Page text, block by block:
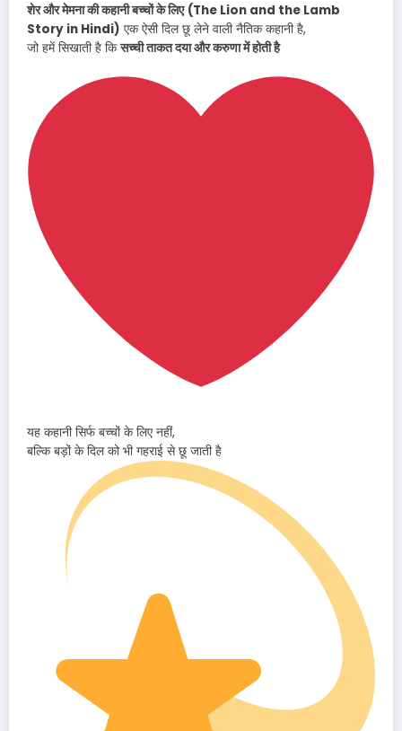
शेर और मेमना की कहानी बच्चों के लिए (The Lion and the Lamb
Story in Hindi) एक ऐसी दिल छू लेने वाली नैतिक कहानी है,
जो हमें सिखाती है किसच्ची ताकत दया और करुणा में होती है
यह कहानी सिर्फ बच्चों के लिए नहीं,
बल्कि बड़ों के दिल को भी गहराई से छू जाती है